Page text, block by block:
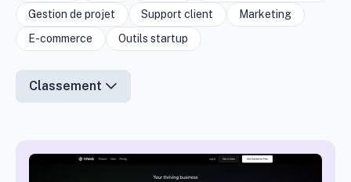
Gestion de projet
Support client
Marketing
E-commerce
Outils startup
Classement